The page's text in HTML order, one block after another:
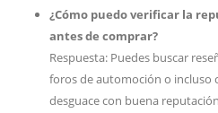
¿Cómo puedo verificar la
antes de comprar?
Respuesta: Puedes buscar
foros de automoción o incluso
desguace con buena